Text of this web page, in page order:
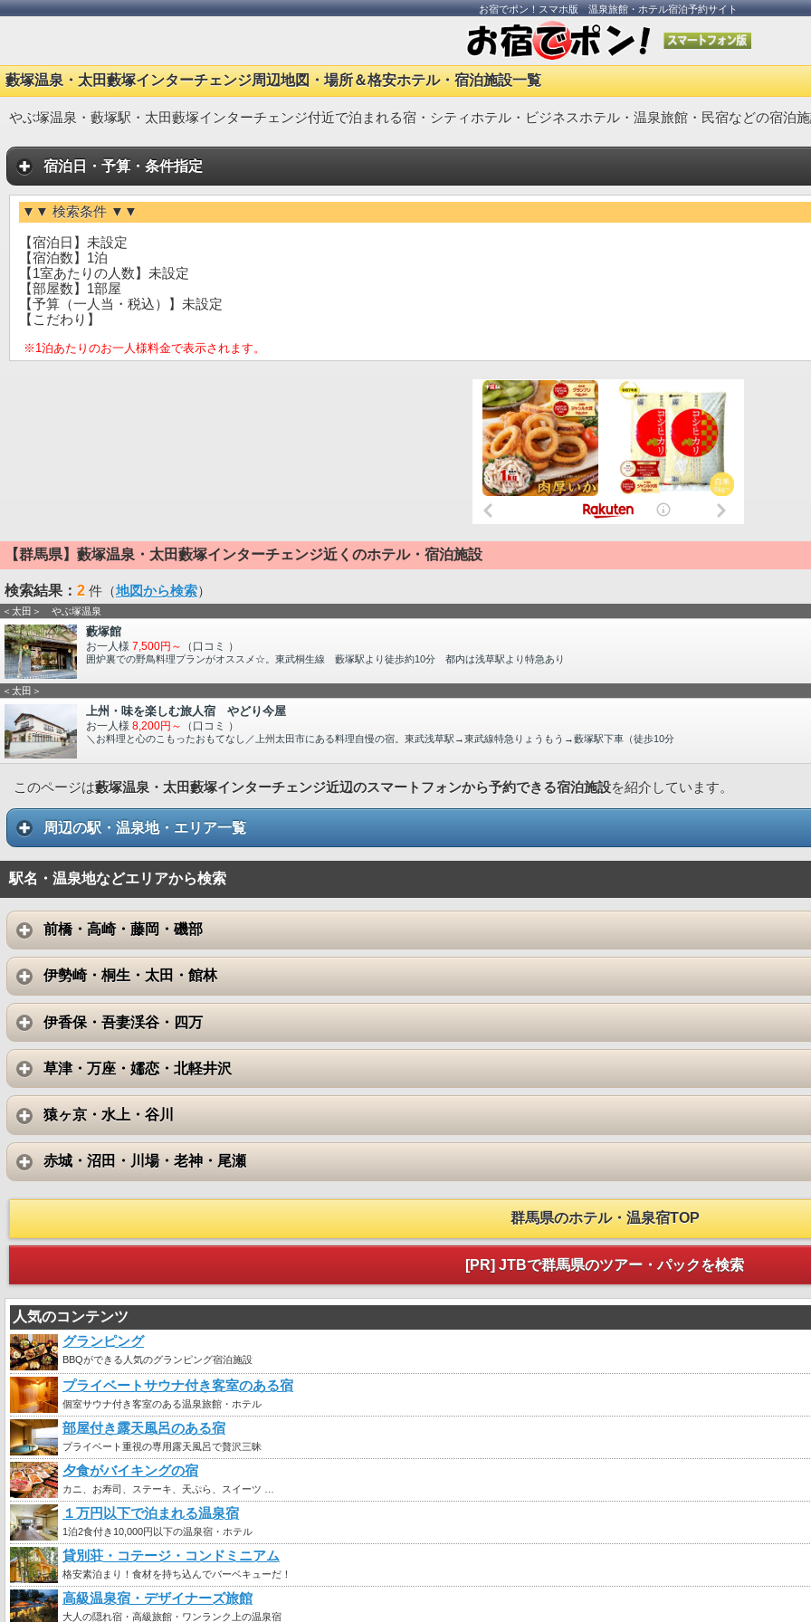
お宿でポン！スマホ版 温泉旅館・ホテル宿泊予約サイト
藪塚温泉・太田藪塚インターチェンジ周辺地図・場所＆格安ホテル・宿泊施設一覧
やぶ塚温泉・藪塚駅・太田藪塚インターチェンジ付近で泊まれる宿・シティホテル・ビジネスホテル・温泉旅館・民宿などの宿泊
宿泊日・予算・条件指定
▼▼ 検索条件 ▼▼
【宿泊日】未設定
【宿泊数】1泊
【1室あたりの人数】未設定
【部屋数】1部屋
【予算（一人当・税込）】未設定
【こだわり】
※1泊あたりのお一人様料金で表示されます。
【群馬県】藪塚温泉・太田藪塚インターチェンジ近くのホテル・宿泊施設
検索結果： 2 件（地図から検索）
＜太田＞ やぶ塚温泉
藪塚館
お一人様 7,500円～ （口コミ ）
囲炉裏での野鳥料理プランがオススメ☆。東武桐生線 藪塚駅より徒歩約10分 都内は浅草駅より特急あり
＜太田＞
上州・味を楽しむ旅人宿 やどり今屋
お一人様 8,200円～ （口コミ ）
＼お料理と心のこもったおもてなし／上州太田市にある料理自慢の宿。東武浅草駅→東武線特急りょうもう→藪塚駅下車（徒歩10分
このページは藪塚温泉・太田藪塚インターチェンジ近辺のスマートフォンから予約できる宿泊施設を紹介しています。
周辺の駅・温泉地・エリア一覧
駅名・温泉地などエリアから検索
前橋・高崎・藤岡・磯部
伊勢崎・桐生・太田・館林
伊香保・吾妻渓谷・四万
草津・万座・嬬恋・北軽井沢
猿ヶ京・水上・谷川
赤城・沼田・川場・老神・尾瀬
群馬県のホテル・温泉宿TOP
[PR] JTBで群馬県のツアー・パックを検索
人気のコンテンツ
グランピング
BBQができる人気のグランピング宿泊施設
プライベートサウナ付き客室のある宿
個室サウナ付き客室のある温泉旅館・ホテル
部屋付き露天風呂のある宿
プライベート重視の専用露天風呂で贅沢三昧
夕食がバイキングの宿
カニ、お寿司、ステーキ、天ぷら、スイーツ …
１万円以下で泊まれる温泉宿
1泊2食付き10,000円以下の温泉宿・ホテル
貸別荘・コテージ・コンドミニアム
格安素泊まり！食材を持ち込んでバーベキューだ！
高級温泉宿・デザイナーズ旅館
大人の隠れ宿・高級旅館・ワンランク上の温泉宿